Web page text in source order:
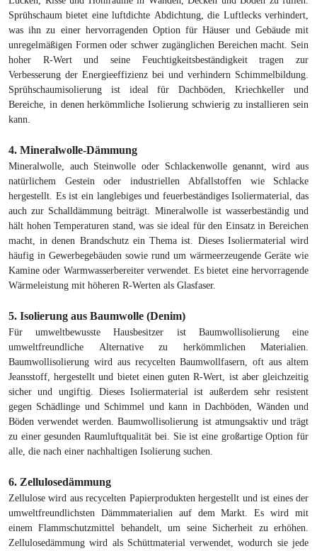
Sprühschaum bietet eine luftdichte Abdichtung, die Luftlecks verhindert,
was ihn zu einer hervorragenden Option für Häuser und Gebäude mit
unregelmäßigen Formen oder schwer zugänglichen Bereichen macht. Sein
hoher R-Wert und seine Feuchtigkeitsbeständigkeit tragen zur
Verbesserung der Energieeffizienz bei und verhindern Schimmelbildung.
Sprühschaumisolierung ist ideal für Dachböden, Kriechkeller und
Bereiche, in denen herkömmliche Isolierung schwierig zu installieren sein
kann.
4. Mineralwolle-Dämmung
Mineralwolle, auch Steinwolle oder Schlackenwolle genannt, wird aus
natürlichem Gestein oder industriellen Abfallstoffen wie Schlacke
hergestellt. Es ist ein langlebiges und feuerbeständiges Isoliermaterial, das
auch zur Schalldämmung beiträgt. Mineralwolle ist wasserbeständig und
hält hohen Temperaturen stand, was sie ideal für den Einsatz in Bereichen
macht, in denen Brandschutz ein Thema ist. Dieses Isoliermaterial wird
häufig in Gewerbegebäuden sowie rund um wärmeerzeugende Geräte wie
Kamine oder Warmwasserbereiter verwendet. Es bietet eine hervorragende
Wärmeleistung mit höheren R-Werten als Glasfaser.
5. Isolierung aus Baumwolle (Denim)
Für umweltbewusste Hausbesitzer ist Baumwollisolierung eine
umweltfreundliche Alternative zu herkömmlichen Materialien.
Baumwollisolierung wird aus recycelten Baumwollfasern, oft aus altem
Jeansstoff, hergestellt und bietet einen guten R-Wert, ist aber gleichzeitig
sicher und ungiftig. Dieses Isoliermaterial ist außerdem sehr resistent
gegen Schädlinge und Schimmel und kann in Dachböden, Wänden und
Böden verwendet werden. Baumwollisolierung ist atmungsaktiv und trägt
zu einer gesunden Raumluftqualität bei. Sie ist eine großartige Option für
alle, die nach einer nachhaltigen Isolierung suchen.
6. Zellulosedämmung
Zellulose wird aus recycelten Papierprodukten hergestellt und ist eines der
umweltfreundlichsten Dämmmaterialien auf dem Markt. Es wird mit
einem Flammschutzmittel behandelt, um seine Sicherheit zu erhöhen.
Zellulosedämmung wird als Schüttmaterial verwendet, wodurch sie jede